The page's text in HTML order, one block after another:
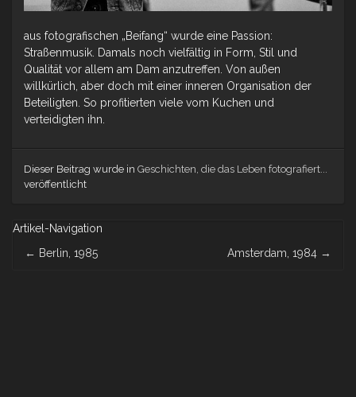
aus fotografischen „Beifang“ wurde eine Passion:
Straßenmusik. Damals noch vielfältig in Form, Stil und
Qualität vor allem am Dam anzutreffen. Von außen
willkürlich, aber doch mit einer inneren Organisation der
Beteiligten. So profitierten viele vom Kuchen und
verteidigten ihn.
Dieser Beitrag wurde in Geschichten, die das Leben fotografiert...
veröffentlicht
Artikel-Navigation
← Berlin, 1985 Amsterdam, 1984 →